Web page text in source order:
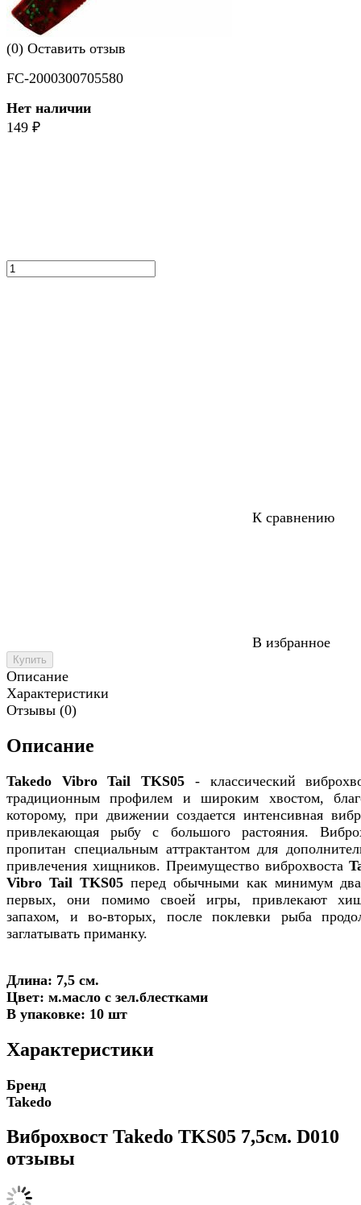
(0) Оставить отзыв
FC-2000300705580
Нет наличии
149 ₽
К сравнению
В избранное
Купить
Описание
Характеристики
Отзывы (0)
Описание
Takedo Vibro Tail TKS05 - классический
традиционным профилем и широким хвостом,
которому, при движении создается интенсивная
привлекающая рыбу с большого растояния.
пропитан специальным аттрактантом для
привлечения хищников. Преимущество виброхвоста
Vibro Tail TKS05 перед обычными как минимум
первых, они помимо своей игры, привлекают
запахом, и во-вторых, после поклевки рыба
заглатывать приманку.
Длина: 7,5 см.
Цвет: м.масло с зел.блестками
В упаковке: 10 шт
Характеристики
Бренд
Takedo
Виброхвост Takedo TKS05 7,5см. D010
отзывы